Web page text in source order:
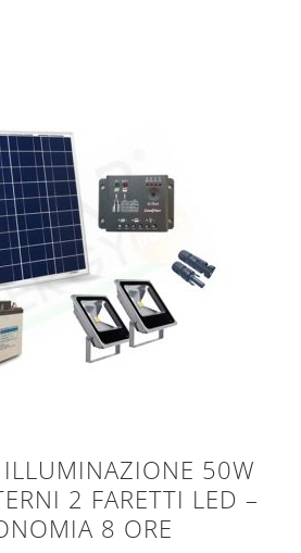
ILLUMINAZIONE 50W
2 FARETTI LED –
8 ORE